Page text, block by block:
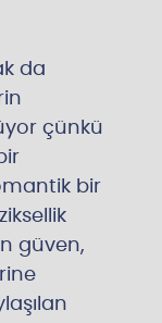
da
çünkü
bir
güven,